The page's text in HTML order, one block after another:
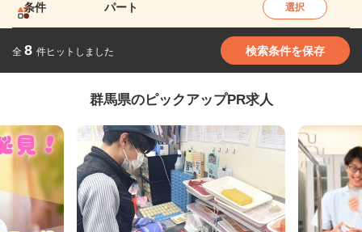
条件 パート 選択
全 8 件ヒットしました 検索条件を保存
群馬県のピックアップPR求人